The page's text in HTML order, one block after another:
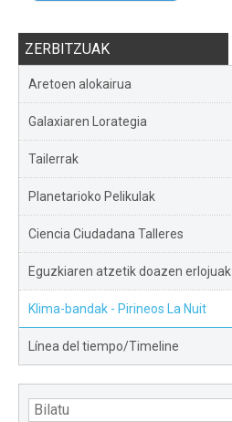
ZERBITZUAK
Aretoen alokairua
Galaxiaren Lorategia
Tailerrak
Planetarioko Pelikulak
Ciencia Ciudadana Talleres
Eguzkiaren atzetik doazen erlojuak
Klima-bandak - Pirineos La Nuit
Línea del tiempo/Timeline